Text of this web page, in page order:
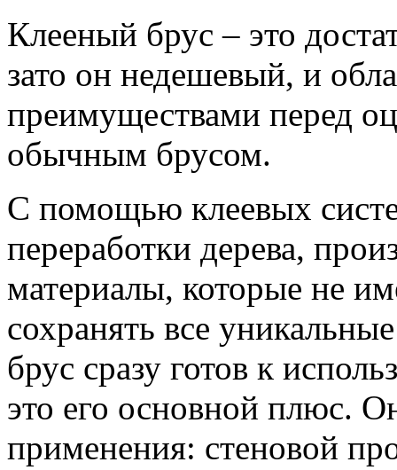
Клееный брус – это
зато он недешевый, и
преимуществами перед
обычным брусом.
С помощью клеевых
переработки дерева,
материалы, которые не
сохранять все
брус сразу готов к
это его основной плюс.
применения: стеновой